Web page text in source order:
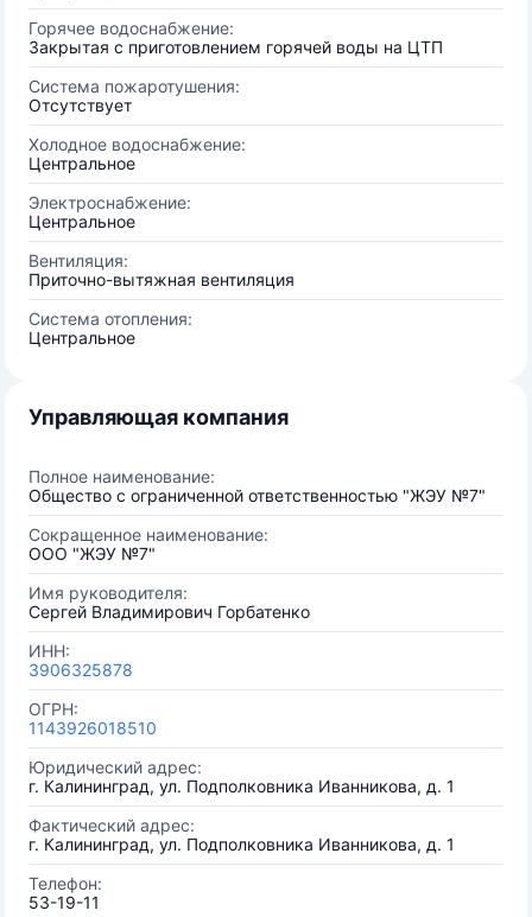
Горячее водоснабжение:
Закрытая с приготовлением горячей воды на ЦТП
Система пожаротушения:
Отсутствует
Холодное водоснабжение:
Центральное
Электроснабжение:
Центральное
Вентиляция:
Приточно-вытяжная вентиляция
Система отопления:
Центральное
Управляющая компания
Полное наименование:
Общество с ограниченной ответственностью "ЖЭУ №7"
Сокращенное наименование:
ООО "ЖЭУ №7"
Имя руководителя:
Сергей Владимирович Горбатенко
ИНН:
3906325878
ОГРН:
1143926018510
Юридический адрес:
г. Калининград, ул. Подполковника Иванникова, д. 1
Фактический адрес:
г. Калининград, ул. Подполковника Иванникова, д. 1
Телефон:
53-19-11